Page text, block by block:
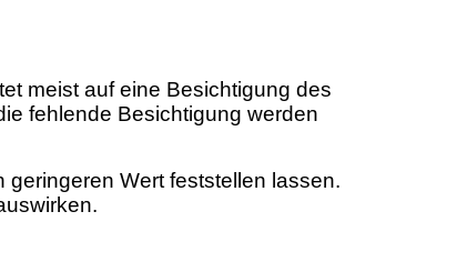
meist auf eine Besichtigung des
fehlende Besichtigung werden
Wert feststellen lassen.